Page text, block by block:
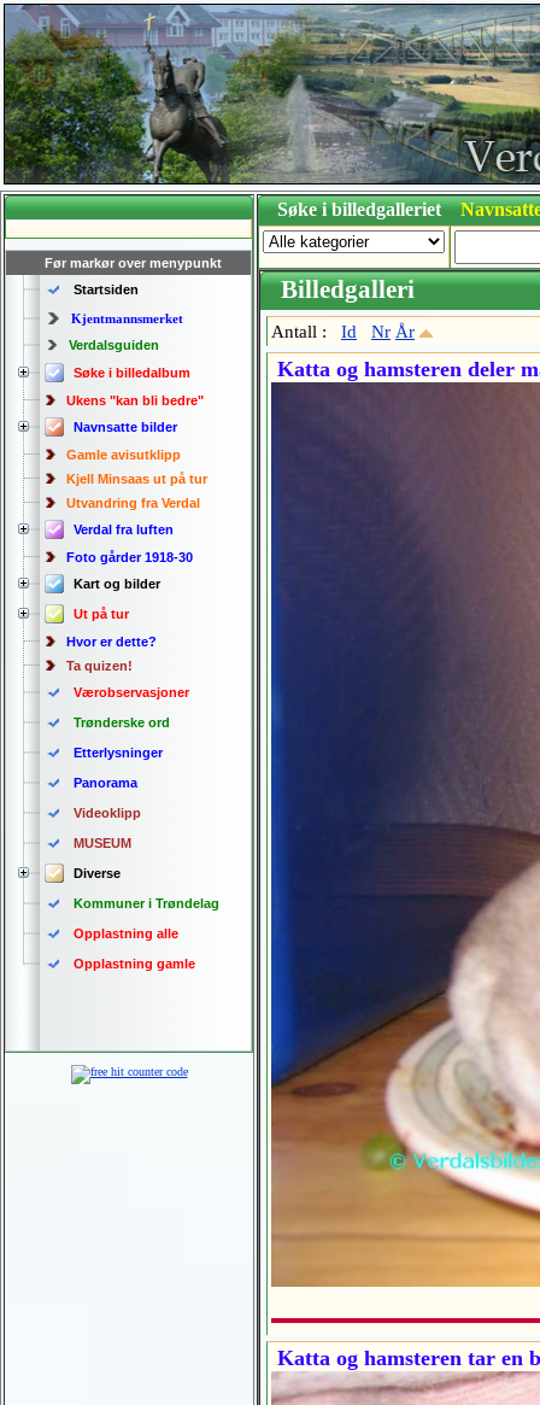
Før markør over menypunkt
Startsiden
Kjentmannsmerket
Verdalsguiden
Søke i billedalbum
Ukens "kan bli bedre"
Navnsatte bilder
Gamle avisutklipp
Kjell Minsaas ut på tur
Utvandring fra Verdal
Verdal fra luften
Foto gårder 1918-30
Kart og bilder
Ut på tur
Hvor er dette?
Ta quizen!
Værobservasjoner
Trønderske ord
Etterlysninger
Panorama
Videoklipp
MUSEUM
Diverse
Kommuner i Trøndelag
Opplastning alle
Opplastning gamle
Søke i billedgalleriet
Billedgalleri
Antall : Id Nr År
Katta og hamsteren deler
Katta og hamsteren tar en